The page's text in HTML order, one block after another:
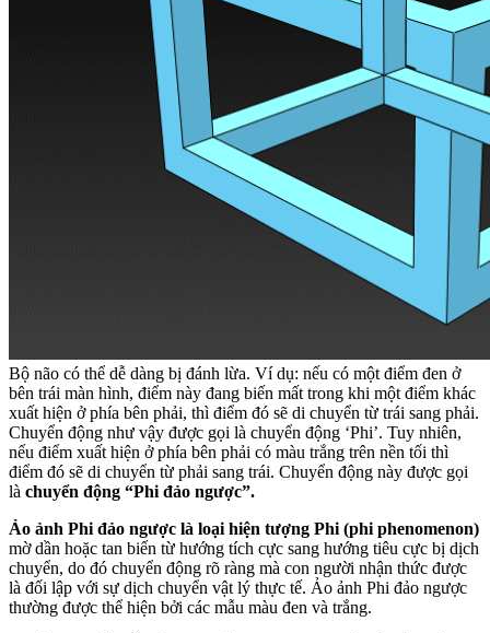
Bộ não có thể dễ dàng bị đánh lừa. Ví dụ: nếu có một điểm đen ở
bên trái màn hình, điểm này đang biến mất trong khi một điểm khác
xuất hiện ở phía bên phải, thì điểm đó sẽ di chuyển từ trái sang phải.
Chuyển động như vậy được gọi là chuyển động ‘Phi’. Tuy nhiên,
nếu điểm xuất hiện ở phía bên phải có màu trắng trên nền tối thì
điểm đó sẽ di chuyển từ phải sang trái. Chuyển động này được gọi
là chuyển động “Phi đảo ngược”.
Ảo ảnh Phi đảo ngược là loại hiện tượng Phi (phi phenomenon)
mờ dần hoặc tan biến từ hướng tích cực sang hướng tiêu cực bị dịch
chuyển, do đó chuyển động rõ ràng mà con người nhận thức được
là đối lập với sự dịch chuyển vật lý thực tế. Ảo ảnh Phi đảo ngược
thường được thể hiện bởi các mẫu màu đen và trắng.